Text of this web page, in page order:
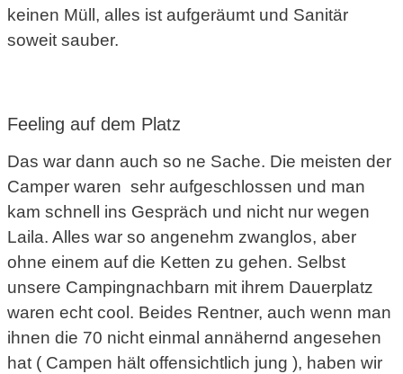
keinen Müll, alles ist aufgeräumt und Sanitär
soweit sauber.
Feeling auf dem Platz
Das war dann auch so ne Sache. Die meisten der
Camper waren sehr aufgeschlossen und man
kam schnell ins Gespräch und nicht nur wegen
Laila. Alles war so angenehm zwanglos, aber
ohne einem auf die Ketten zu gehen. Selbst
unsere Campingnachbarn mit ihrem Dauerplatz
waren echt cool. Beides Rentner, auch wenn man
ihnen die 70 nicht einmal annähernd angesehen
hat ( Campen hält offensichtlich jung ), haben wir